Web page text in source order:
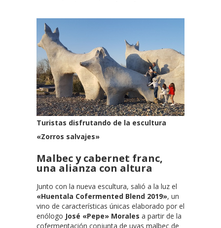
Turistas disfrutando de la escultura
«Zorros salvajes»
Malbec y cabernet franc,
una alianza con altura
Junto con la nueva escultura, salió a la luz el
«Huentala Cofermented Blend 2019», un
vino de características únicas elaborado por el
enólogo José «Pepe» Morales a partir de la
cofermentación conjunta de uvas malbec de